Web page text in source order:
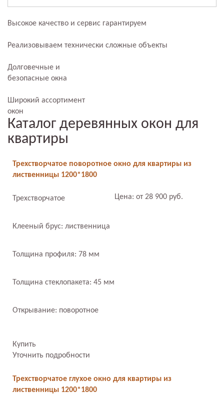
Высокое качество и сервис гарантируем
Реализовываем технически сложные объекты
Долговечные и
безопасные окна
Широкий ассортимент
окон
Каталог деревянных окон для
квартиры
Трехстворчатое поворотное окно для квартиры из
лиственницы 1200*1800
Трехстворчатое
Клееный брус: лиственница
Толщина профиля: 78 мм
Толщина стеклопакета: 45 мм
Открывание: поворотное
Цена: от 28 900 руб.
Купить
Уточнить подробности
Трехстворчатое глухое окно для квартиры из
лиственницы 1200*1800